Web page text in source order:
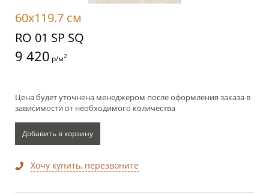
60x119.7 см
RO 01 SP SQ
9 420 р/м2
Цена будет уточнена менеджером после оформления заказа в
зависимости от необходимого количества
Добавить в корзину
Хочу купить, перезвоните